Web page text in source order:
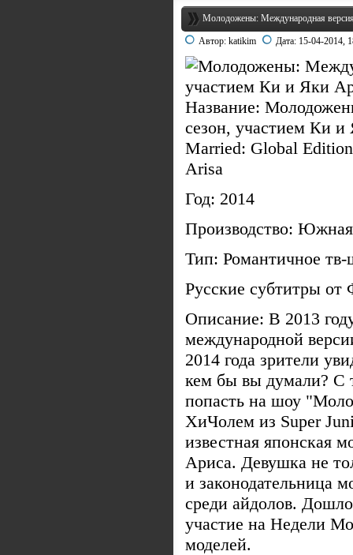
Молодожены: Международная
Автор: katikim Дата: 15-04-2014,
Название:
сезон, участием Ки
Married: Global
Arisa
Год: 2014
Производство:
Тип: Романтичное
Русские субтитры
Описание: В 2013
международной
2014 года зрители
кем бы вы думали? С
попасть на шоу
ХиЧолем из Super
известная японская
Ариса. Девушка не
и законодательница
среди айдолов.
участие на Недели
моделей.